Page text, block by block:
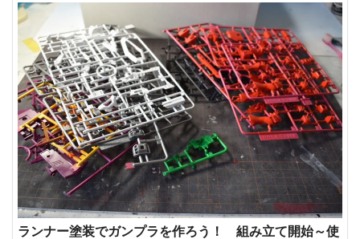
ランナー塗装でガンプラを作ろう！ 組み立て開始～使